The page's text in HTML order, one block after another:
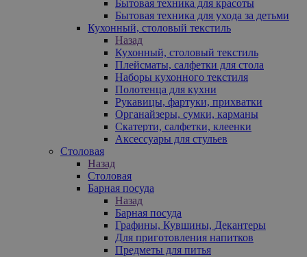
Бытовая техника для красоты
Бытовая техника для ухода за детьми
Кухонный, столовый текстиль
Назад
Кухонный, столовый текстиль
Плейсматы, салфетки для стола
Наборы кухонного текстиля
Полотенца для кухни
Рукавицы, фартуки, прихватки
Органайзеры, сумки, карманы
Скатерти, салфетки, клеенки
Аксессуары для стульев
Столовая
Назад
Столовая
Барная посуда
Назад
Барная посуда
Графины, Кувшины, Декантеры
Для приготовления напитков
Предметы для питья